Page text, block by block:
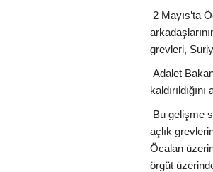
2 Mayıs’ta
grevleri,
Adalet
Bu gelişme
açlık
Öcalan
örgüt